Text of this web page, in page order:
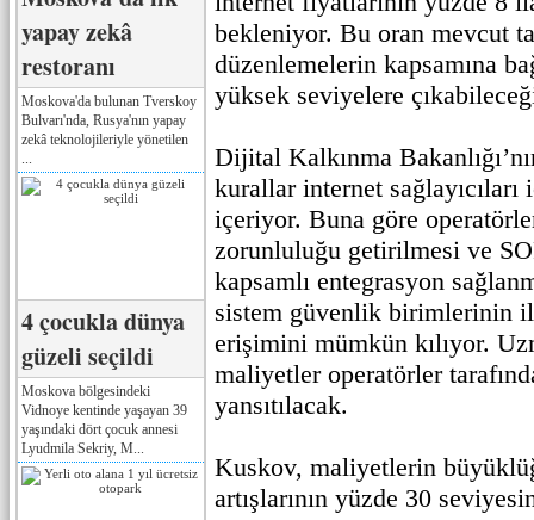
yapay zekâ
restoranı
Moskova'da bulunan Tverskoy
Bulvarı'nda, Rusya'nın yapay
zekâ teknolojileriyle yönetilen
4 çocukla dünya
güzeli seçildi
Moskova bölgesindeki
Vidnoye kentinde yaşayan 39
yaşındaki dört çocuk annesi
Lyudmila Sekriy, M...
bekleniyor. Bu oran mevcut
düzenlemelerin kapsamına
yüksek seviyelere
Dijital Kalkınma
kurallar internet
içeriyor. Buna göre
zorunluluğu getirilmesi ve
kapsamlı entegrasyon
sistem güvenlik birimlerinin
erişimini mümkün kılıyor.
maliyetler operatörler
yansıtılacak.
Kuskov, maliyetlerin
artışlarının yüzde 30